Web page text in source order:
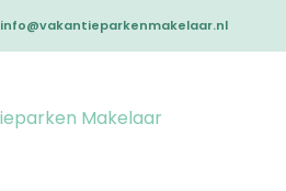
info@vakantieparkenmakelaar.nl